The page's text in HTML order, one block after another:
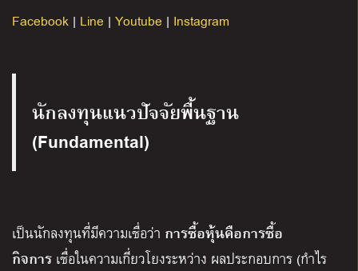
Facebook | Line | Youtube | Instagram
นักลงทุนแนวปัจจัยพื้นฐาน
(Fundamental)
เป็นนักลงทุนที่มีความเชื่อว่า การซื้อหุ้นคือการซื้อ
กิจการ เชื่อในความเกี่ยวโยงระหว่าง ผลประกอบการ (กำไร